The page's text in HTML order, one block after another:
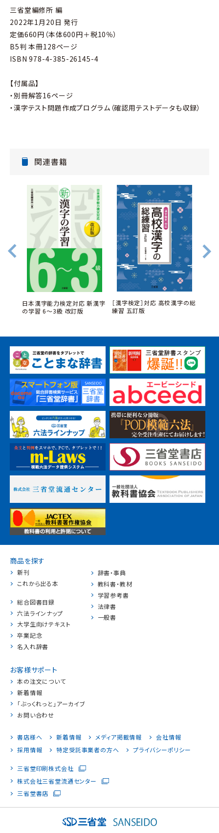
三省堂編修所 編
2022年1月20日 発行
定価660円（本体600円＋税10％）
B5判 本冊128ページ
ISBN 978-4-385-26145-4
【付属品】
・別冊解答16ページ
・漢字テスト問題作成プログラム（確認用テストデータも収録）
関連書籍
日本漢字能力検定対応 新漢字
の学習 6～3級 改訂版
［漢字検定］対応 高校漢字の総
練習 五訂版
商品を探す
新刊
これから出る本
総合図書目録
六法ラインナップ
大学生向けテキスト
卒業記念
名入れ辞書
辞書・事典
教科書・教材
学習参考書
法律書
一般書
お客様サポート
本の注文について
新着情報
「ぶっくれっと」アーカイブ
お問い合わせ
書店様へ 新着情報 メディア掲載情報
会社情報
採用情報
特定受託事業者の方へ プライバシーポリシー
三省堂印刷株式会社
株式会社三省堂流通センター
三省堂書店